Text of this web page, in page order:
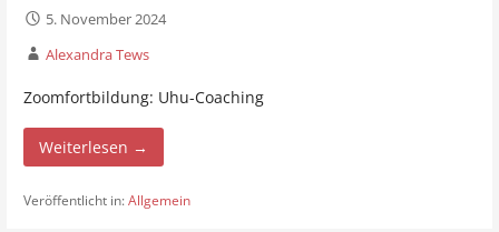
5. November 2024
Alexandra Tews
Zoomfortbildung: Uhu-Coaching
Weiterlesen →
Veröffentlicht in:Allgemein